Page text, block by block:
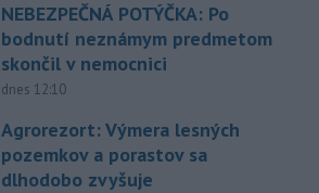
NEBEZPEČNÁ POTÝČKA: Po
bodnutí neznámym predmetom
skončil v nemocnici
dnes 12:10
Agrorezort: Výmera lesných
pozemkov a porastov sa
dlhodobo zvyšuje